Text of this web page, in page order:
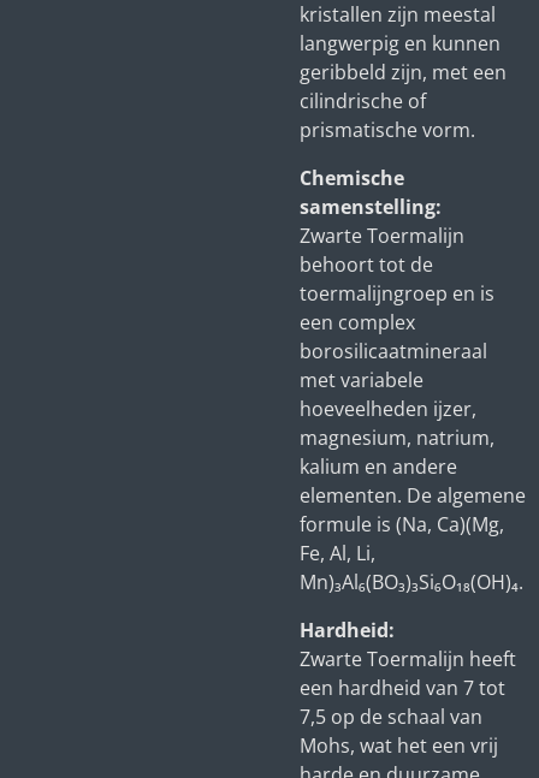
kristallen zijn meestal
langwerpig en kunnen
geribbeld zijn, met een
cilindrische of
prismatische vorm.
Chemische
samenstelling:
Zwarte Toermalijn
behoort tot de
toermalijngroep en is
een complex
borosilicaatmineraal
met variabele
hoeveelheden ijzer,
magnesium, natrium,
kalium en andere
elementen. De algemene
formule is (Na, Ca)(Mg,
Fe, Al, Li,
Mn)₃Al₆(BO₃)₃Si₆O₁₈(OH)₄.
Hardheid:
Zwarte Toermalijn heeft
een hardheid van 7 tot
7,5 op de schaal van
Mohs, wat het een vrij